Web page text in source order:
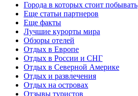
Города в которых стоит побывать
Еще статьи партнеров
Еще факты
Лучшие курорты мира
Обзоры отелей
Отдых в Европе
Отдых в России и СНГ
Отдых в Северной Америке
Отдых и развлечения
Отдых на островах
Отзывы туристов